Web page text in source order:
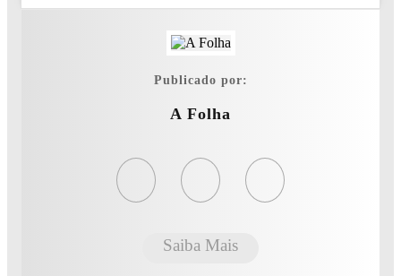
Publicado por:
A Folha
Saiba Mais